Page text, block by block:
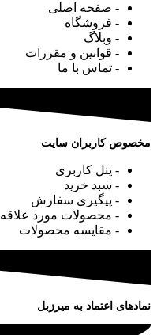
- صفحه اصلی
- فروشگاه
- وبلاگ
- قوانین و مقررات
- تماس با ما
مخصوص کاربران سایت
- پنل کاربری
- سبد خرید
- پیگیری سفارش
- محصولات مورد علاقه
- مقایسه محصولات
نمادهای اعتماد به میرزبل